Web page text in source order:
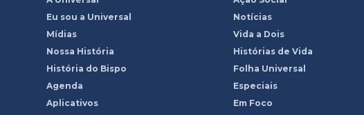
Eu sou a Universal
Mídias
Nossa História
História do Bispo
Agenda
Aplicativos
Notícias
Vida a Dois
Histórias de Vida
Folha Universal
Especiais
Em Foco